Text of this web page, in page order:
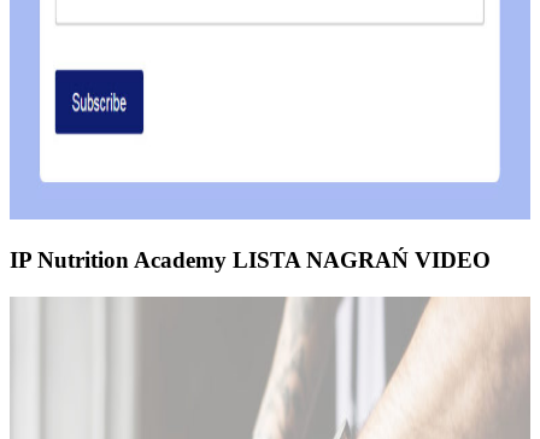
IP Nutrition Academy LISTA NAGRAŃ VIDEO